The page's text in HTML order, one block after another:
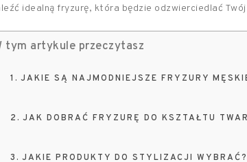
idealną fryzurę, która będzie odzwierciedlać
tym artykule przeczytasz
JAKIE SĄ NAJMODNIEJSZE FRYZURY
JAK DOBRAĆ FRYZURĘ DO KSZTAŁTU
JAKIE PRODUKTY DO STYLIZACJI WYBRAĆ?